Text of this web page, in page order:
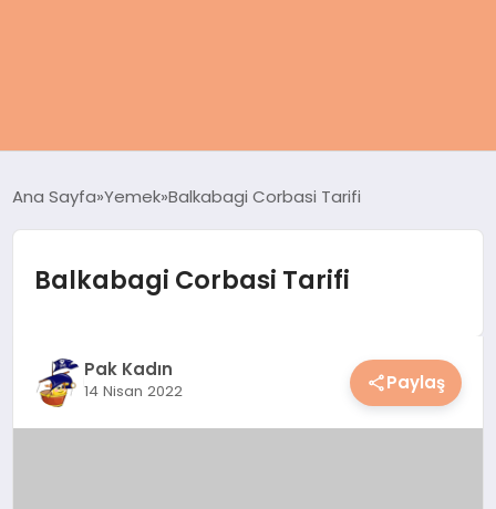
KADIN
SAĞLIK
SPOR & FITNESS
Ana Sayfa Yemek Balkabagi Corbasi Tarifi
Balkabagi Corbasi Tarifi
Pak Kadın
14 Nisan 2022 Paylaş